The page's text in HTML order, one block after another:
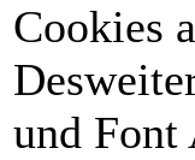
Cookies
und Font